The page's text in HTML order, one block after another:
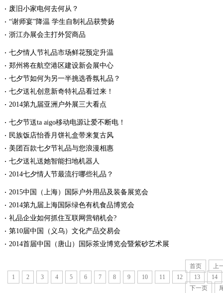
废旧小家电何去何从？
“谢师宴”降温 学生自制礼品获赞扬
浙江办展会主打外贸商品
七夕情人节礼品市场鲜花预定升温
郑州将在航空港区建设新会展中心
七夕节如何为另一半挑选香氛礼品？
七夕送礼创意新奇特礼品看过来！
2014第九届亚洲户外展三大看点
七夕节送ta aigo移动电源让爱不断电！
民族饭店怡香月饼礼盒带来复古风
美团百款七夕节礼品与您浪漫相惠
七夕送礼送她智能扫地机器人
2014七夕情人节最流行哪些礼品？
2015中国（上海）国际户外用品及装备展览会
2014第九届上海国际绿色有机食品博览会
礼品企业如何抓住互联网营销机会?
第10届中国（义乌）文化产品交易会
2014首届中国（唐山）国际茶业博览会暨紫砂艺术展
首页
上
1
2 3 4 5 6 7 8 9 10 11 12 13
14
下一页